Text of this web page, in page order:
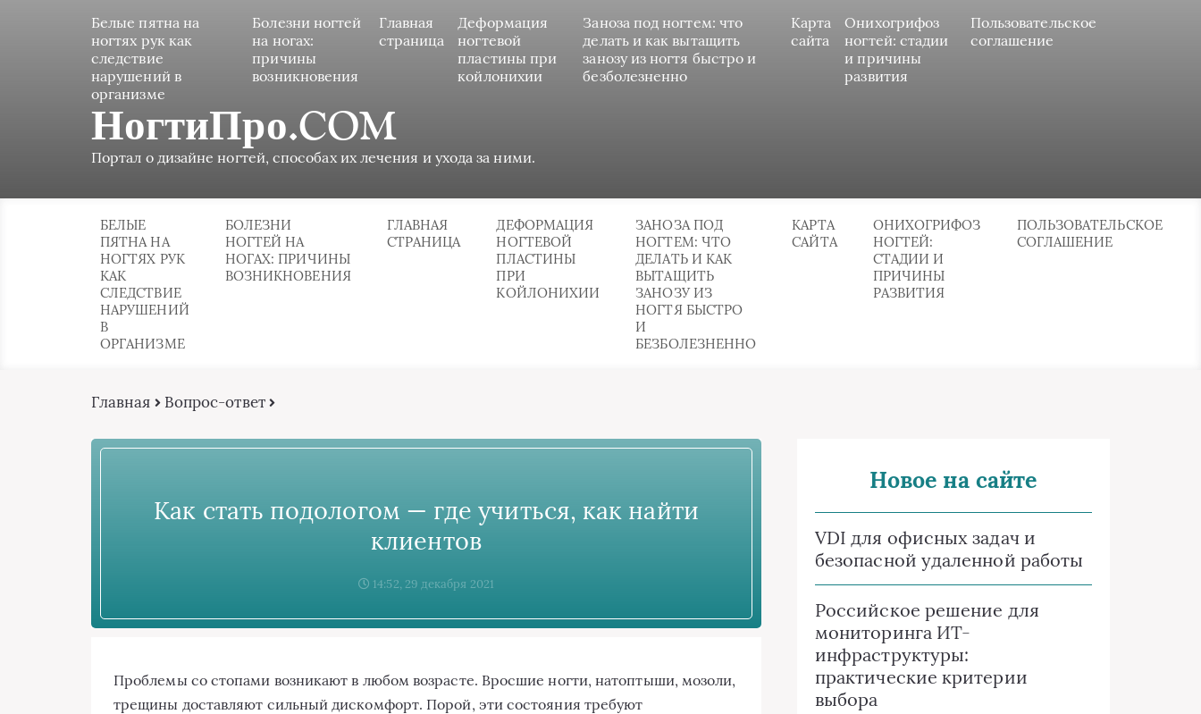
Белые пятна на
ногтях рук как
следствие
нарушений в
организме
Болезни ногтей
на ногах:
причины
возникновения
Главная
страница
Деформация
ногтевой
пластины при
койлонихии
Заноза под ногтем: что
делать и как вытащить
занозу из ногтя быстро и
безболезненно
Карта
сайта
Онихогрифоз
ногтей: стадии
и причины
развития
Пользовательское
соглашение
НогтиПро.COM
Портал о дизайне ногтей, способах их лечения и ухода за ними.
БЕЛЫЕ
ПЯТНА НА
НОГТЯХ РУК
КАК
СЛЕДСТВИЕ
НАРУШЕНИЙ
В
ОРГАНИЗМЕ
БОЛЕЗНИ
НОГТЕЙ НА
НОГАХ: ПРИЧИНЫ
ВОЗНИКНОВЕНИЯ
ГЛАВНАЯ
СТРАНИЦА
ДЕФОРМАЦИЯ
НОГТЕВОЙ
ПЛАСТИНЫ
ПРИ
КОЙЛОНИХИИ
ЗАНОЗА ПОД
НОГТЕМ: ЧТО
ДЕЛАТЬ И КАК
ВЫТАЩИТЬ
ЗАНОЗУ ИЗ
НОГТЯ БЫСТРО
И
БЕЗБОЛЕЗНЕННО
КАРТА
САЙТА
ОНИХОГРИФОЗ
НОГТЕЙ:
СТАДИИ И
ПРИЧИНЫ
РАЗВИТИЯ
ПОЛЬЗОВАТЕЛЬСКОЕ
СОГЛАШЕНИЕ
Главная Вопрос-ответ
Как стать подологом — где учиться, как найти
клиентов
14:52, 29 декабря 2021
Проблемы со стопами возникают в любом возрасте. Вросшие ногти, натоптыши, мозоли,
трещины доставляют сильный дискомфорт. Порой, эти состояния требуют
Новое на сайте
VDI для офисных задач и
безопасной удаленной работы
Российское решение для
мониторинга ИТ-
инфраструктуры:
практические критерии
выбора